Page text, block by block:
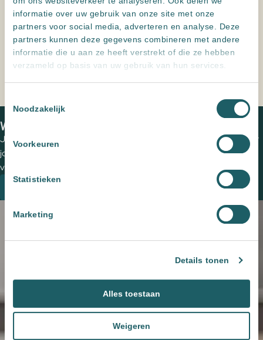
informatie over uw gebruik van onze site met onze
partners voor social media, adverteren en analyse. Deze
partners kunnen deze gegevens combineren met andere
informatie die u aan ze heeft verstrekt of die ze hebben
verzameld op basis van uw gebruik van hun services.
Noodzakelijk
Voorkeuren
Statistieken
Marketing
Details tonen
Alles toestaan
Weigeren
Kleur Grijs
Formaat 60x120,60x60, 90x90
Home Producten
We zien je graag in een van onze showrooms
Jouw wensen op papier zetten en de perfecte tegels uitzoeken voor
jouw (buiten)ruimte? Plan een vrijblijvende kennismaking met een
van onze adviseurs om de mogelijkheden te bespreken.